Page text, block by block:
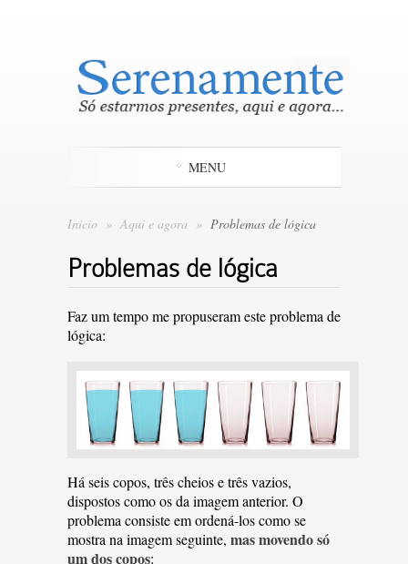
MENU
Início » Aqui e agora » Problemas de lógica
Problemas de lógica
Faz um tempo me propuseram este problema de
lógica:
Há seis copos, três cheios e três vazios,
dispostos como os da imagem anterior. O
problema consiste em ordená-los como se
mostra na imagem seguinte, mas movendo só
um dos copos: